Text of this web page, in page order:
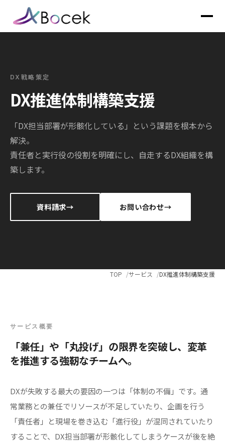
DX戦略策定
DX推進体制構築支援
「DX担当部署が形骸化している」という課題を根本から
解決。
責任者と実行役の役割を明確にし、自走するDX組織を構
築します。
資料請求 お問い合わせ
TOP サービス DX推進体制構築支援
サービス概要
「兼任」や「丸投げ」の限界を突破し、変革
を推進する強靭なチームへ。
DXが失敗する最大の要因の一つは「体制の不備」です。通
常業務との兼任でリソースが不足していたり、企画を行う
「責任者」と現場を巻き込む「進行役」が混同されていたり
することで、DX担当部署が形骸化してしまうケースが後を絶